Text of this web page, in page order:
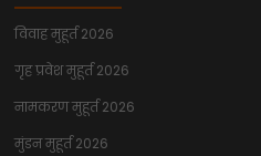
विवाह मुहूर्त 2026
गृह प्रवेश मुहूर्त 2026
नामकरण मुहूर्त 2026
मुंडन मुहूर्त 2026